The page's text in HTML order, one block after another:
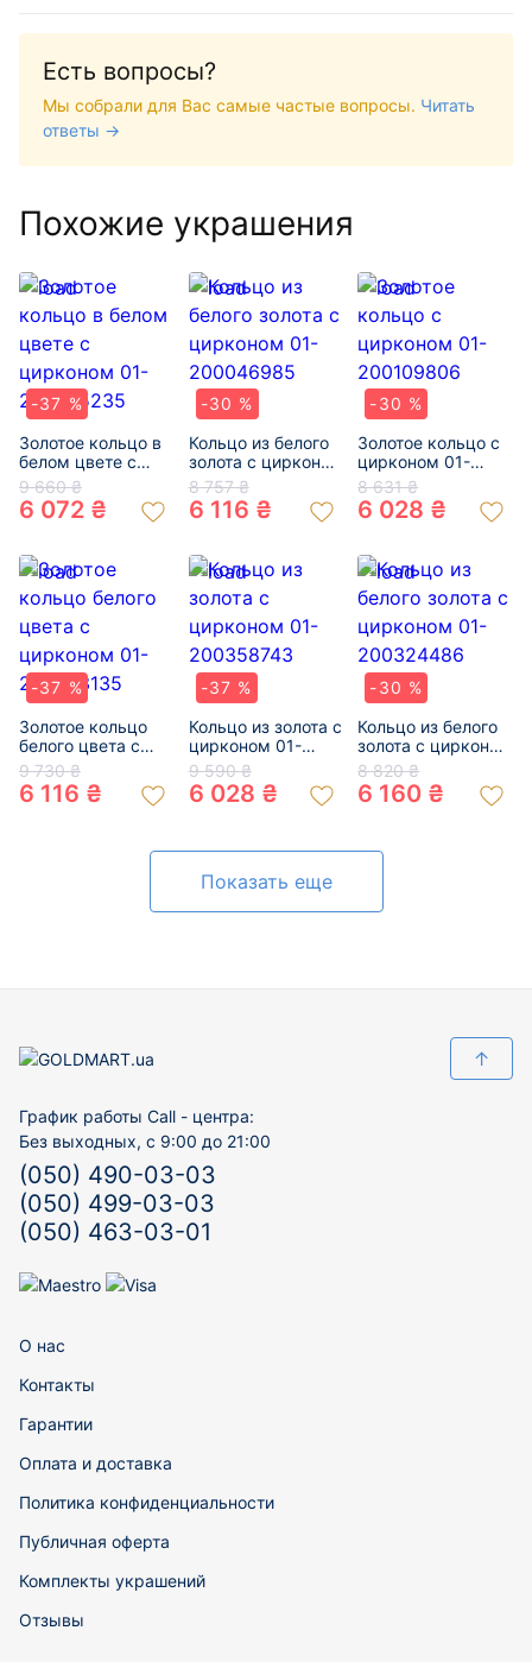
Есть вопросы?
Мы собрали для Вас самые частые вопросы. Читать
ответы →
Похожие украшения
-37 %
Золотое кольцо в
белом цвете с
цирконом 01-
200055235
9 660 ₴
6 072 ₴
-30 %
Кольцо из белого
золота с цирконом
01-200046985
8 757 ₴
6 116 ₴
-30 %
Золотое кольцо с
цирконом 01-
200109806
8 631 ₴
6 028 ₴
-37 %
Золотое кольцо
белого цвета с
цирконом 01-
200283135
9 730 ₴
6 116 ₴
-37 %
Кольцо из золота с
цирконом 01-
200358743
9 590 ₴
6 028 ₴
-30 %
Кольцо из белого
золота с цирконом
01-200324486
8 820 ₴
6 160 ₴
Показать еще
↑
График работы Call - центра:
Без выходных, с 9:00 до 21:00
(050) 490-03-03
(050) 499-03-03
(050) 463-03-01
О нас
Контакты
Гарантии
Оплата и доставка
Политика конфиденциальности
Публичная оферта
Комплекты украшений
Отзывы